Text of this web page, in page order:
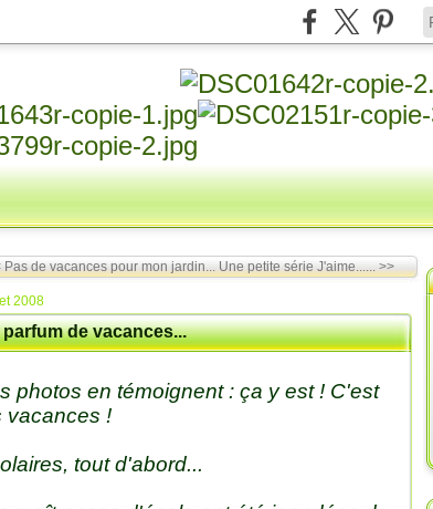
Pas de vacances pour mon jardin... Une petite série J'aime...... >>
2008
parfum de vacances...
photos en témoignent : ça y est ! C'est
vacances !
tout d'abord...